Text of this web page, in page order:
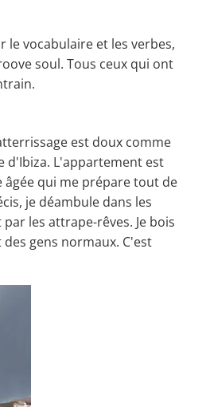
le vocabulaire et les verbes,
soul. Tous ceux qui ont
est doux comme
d'Ibiza. L'appartement est
âgée qui me prépare tout de
je déambule dans les
les attrape-rêves. Je bois
gens normaux. C'est